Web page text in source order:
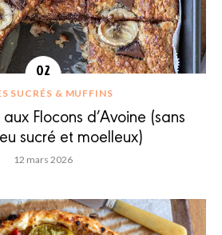
SUCRÉS & MUFFINS
Flocons d’Avoine (sans
sucré et moelleux)
12 mars 2026